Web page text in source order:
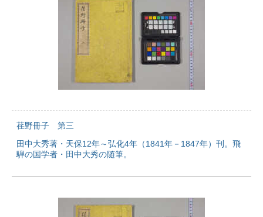
荏野冊子 第三
田中大秀著・天保12年～弘化4年（1841年－1847年）刊。飛
騨の国学者・田中大秀の随筆。